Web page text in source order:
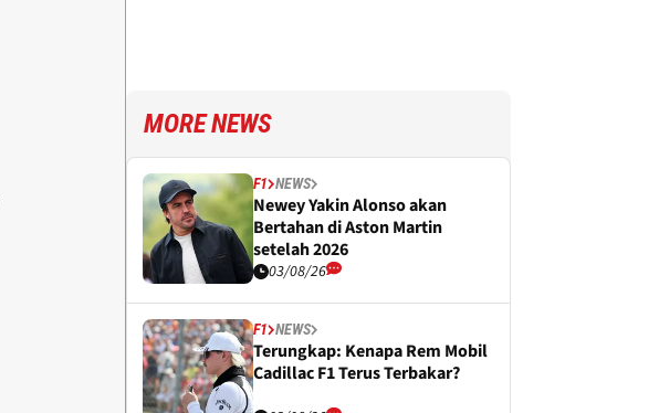
MORE NEWS
F1 NEWS
Newey Yakin Alonso akan
Bertahan di Aston Martin
setelah 2026
03/08/26
F1 NEWS
Terungkap: Kenapa Rem Mobil
Cadillac F1 Terus Terbakar?